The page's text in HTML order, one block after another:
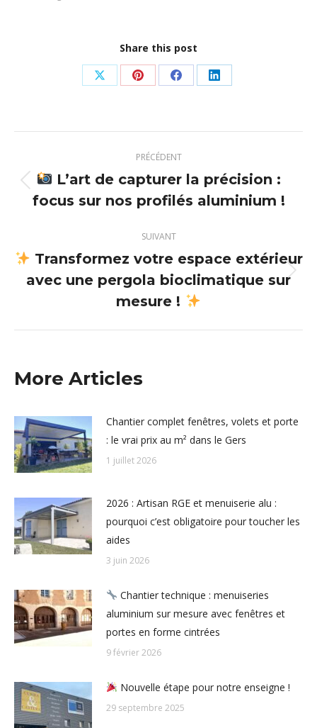
Share this post
Partager
X
Partager
Pinterest
Partager
Facebook
Partager
LinkedIn
article
PRÉCÉDENT
Article
précédent
L’art de capturer la précision :
focus sur nos profilés aluminium !
SUIVANT
Article
suivant
Transformez votre espace extérieur
avec une pergola bioclimatique sur
mesure !
More Articles
Chantier complet fenêtres, volets et porte
: le vrai prix au m² dans le Gers
1 juillet 2026
2026 : Artisan RGE et menuiserie alu :
pourquoi c’est obligatoire pour toucher les
aides
3 juin 2026
Chantier technique : menuiseries
aluminium sur mesure avec fenêtres et
portes en forme cintrées
9 février 2026
Nouvelle étape pour notre enseigne !
29 septembre 2025